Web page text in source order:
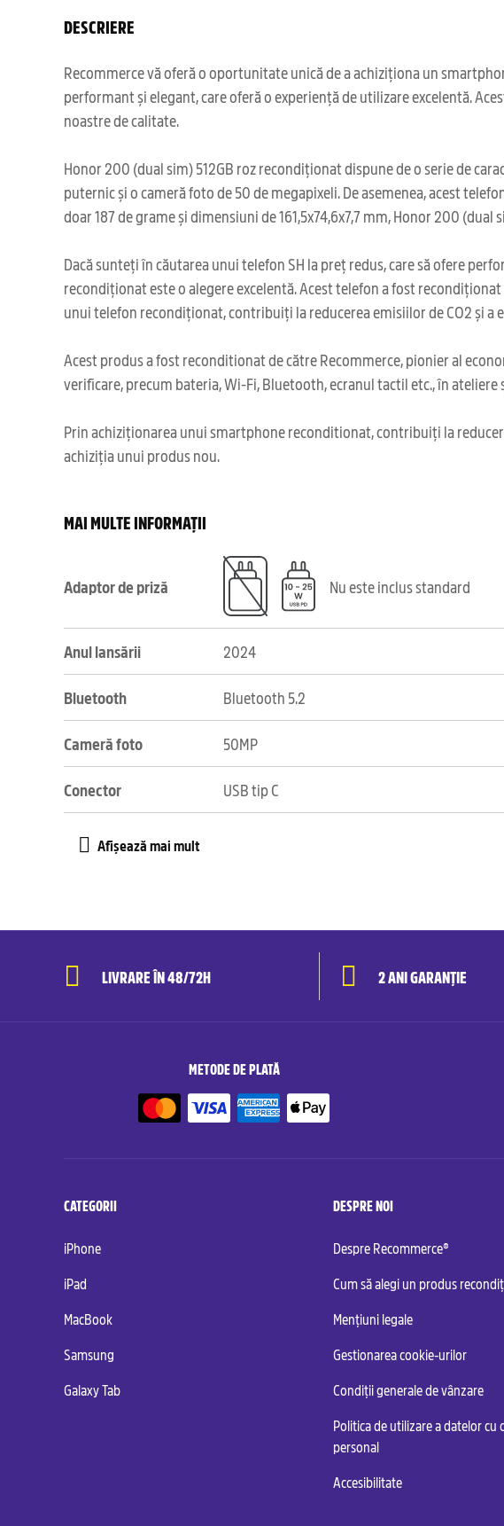
DESCRIERE
Recommerce vă oferă o oportunitate unică de a achiziționa un
performant și elegant, care oferă o experiență de utilizare excelentă.
noastre de calitate.
Honor 200 (dual sim) 512GB roz recondiționat dispune de o serie de
puternic și o cameră foto de 50 de megapixeli. De asemenea, acest
doar 187 de grame și dimensiuni de 161,5x74,6x7,7 mm, Honor 200
Dacă sunteți în căutarea unui telefon SH la preț redus, care să ofere
recondiționat este o alegere excelentă. Acest telefon a fost
unui telefon recondiționat, contribuiți la reducerea emisiilor de CO2 și
Acest produs a fost reconditionat de către Recommerce, pionier al
verificare, precum bateria, Wi-Fi, Bluetooth, ecranul tactil etc., în
Prin achiziționarea unui smartphone reconditionat, contribuiți la
achiziția unui produs nou.
MAI MULTE INFORMAȚII
Adaptor de priză Nu este inclus standard
Anul lansării 2024
Bluetooth Bluetooth 5.2
Cameră foto 50MP
Conector USB tip C
LIVRARE ÎN 48/72H 2 ANI GARANȚIE
METODE DE PLATĂ
CATEGORII
iPhone
iPad
MacBook
Samsung
Galaxy Tab
DESPRE NOI
Despre Recommerce®
Cum să alegi un produs
Mențiuni legale
Gestionarea cookie-urilor
Condiții generale de vânzare
Politica de utilizare a datelor cu
personal
Accesibilitate